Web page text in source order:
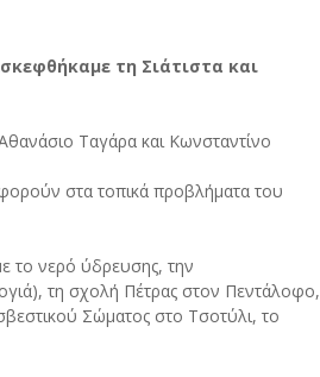
τη Σιάτιστα και
Ταγάρα και Κωνσταντίνο
στα τοπικά προβλήματα του
το νερό ύδρευσης, την
τη σχολή Πέτρας στον Πεντάλοφο,
Σώματος στο Τσοτύλι, το